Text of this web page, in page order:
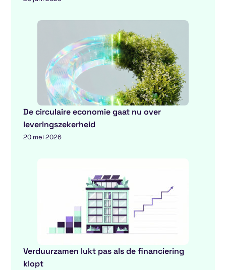
De circulaire economie gaat nu over
leveringszekerheid
20 mei 2026
Verduurzamen lukt pas als de financiering
klopt